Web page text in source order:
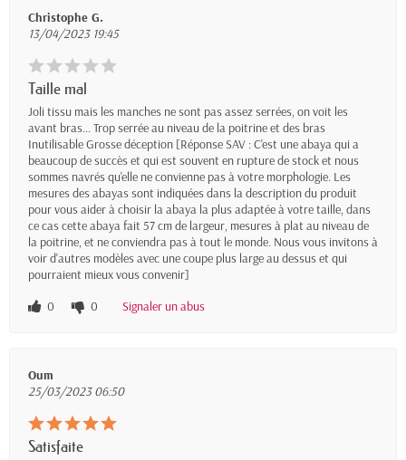
Christophe G.
13/04/2023 19:45
Taille mal
Joli tissu mais les manches ne sont pas assez serrées, on voit les
avant bras... Trop serrée au niveau de la poitrine et des bras
Inutilisable Grosse déception [Réponse SAV : C'est une abaya qui a
beaucoup de succès et qui est souvent en rupture de stock et nous
sommes navrés qu'elle ne convienne pas à votre morphologie. Les
mesures des abayas sont indiquées dans la description du produit
pour vous aider à choisir la abaya la plus adaptée à votre taille, dans
ce cas cette abaya fait 57 cm de largeur, mesures à plat au niveau de
la poitrine, et ne conviendra pas à tout le monde. Nous vous invitons à
voir d'autres modèles avec une coupe plus large au dessus et qui
pourraient mieux vous convenir]
0
0 Signaler un abus
Oum
25/03/2023 06:50
Satisfaite